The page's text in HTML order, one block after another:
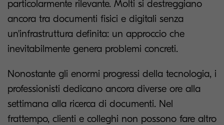
particolarmente rilevante. Molti si destreggiano
ancora tra documenti fisici e digitali senza
un'infrastruttura definita: un approccio che
inevitabilmente genera problemi concreti.
Nonostante gli enormi progressi della tecnologia, i
professionisti dedicano ancora diverse ore alla
settimana alla ricerca di documenti. Nel
frattempo, clienti e colleghi non possono fare altro